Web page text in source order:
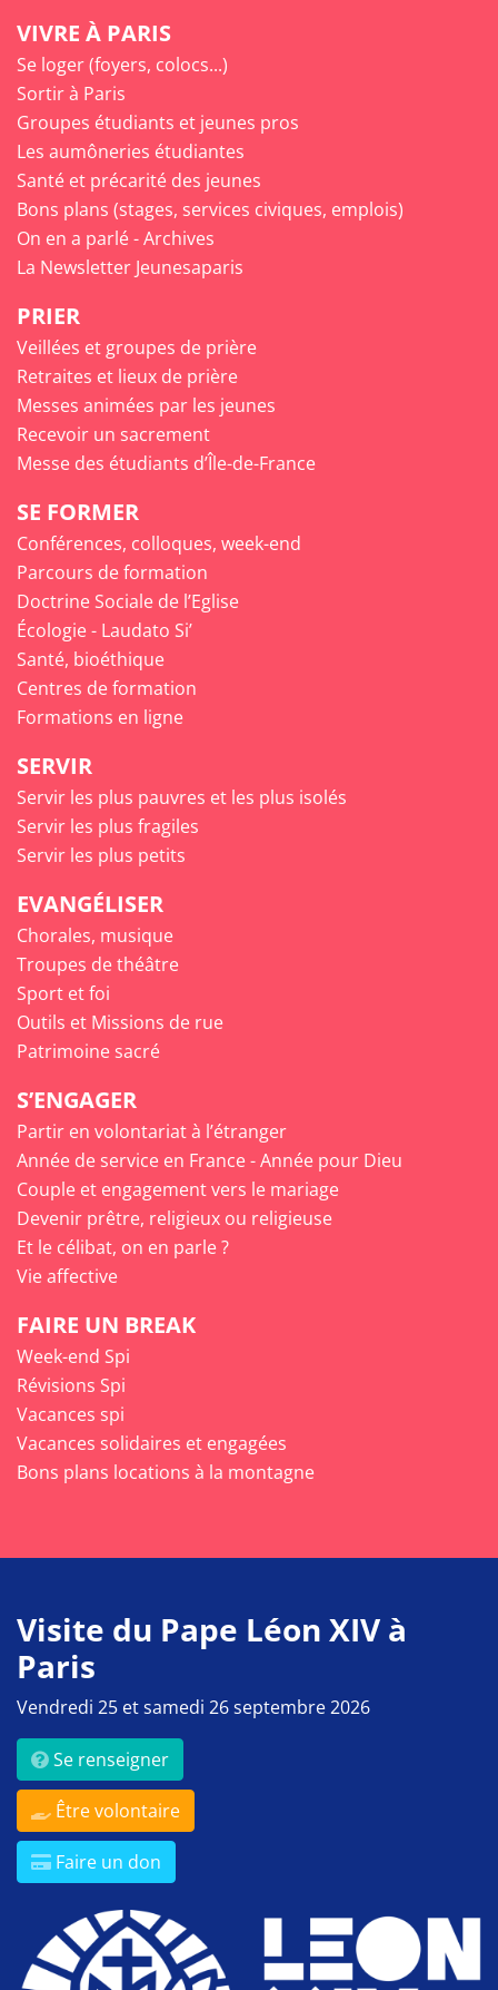
VIVRE À PARIS
Se loger (foyers, colocs...)
Sortir à Paris
Groupes étudiants et jeunes pros
Les aumôneries étudiantes
Santé et précarité des jeunes
Bons plans (stages, services civiques, emplois)
On en a parlé - Archives
La Newsletter Jeunesaparis
PRIER
Veillées et groupes de prière
Retraites et lieux de prière
Messes animées par les jeunes
Recevoir un sacrement
Messe des étudiants d’Île-de-France
SE FORMER
Conférences, colloques, week-end
Parcours de formation
Doctrine Sociale de l’Eglise
Écologie - Laudato Si’
Santé, bioéthique
Centres de formation
Formations en ligne
SERVIR
Servir les plus pauvres et les plus isolés
Servir les plus fragiles
Servir les plus petits
EVANGÉLISER
Chorales, musique
Troupes de théâtre
Sport et foi
Outils et Missions de rue
Patrimoine sacré
S’ENGAGER
Partir en volontariat à l’étranger
Année de service en France - Année pour Dieu
Couple et engagement vers le mariage
Devenir prêtre, religieux ou religieuse
Et le célibat, on en parle ?
Vie affective
FAIRE UN BREAK
Week-end Spi
Révisions Spi
Vacances spi
Vacances solidaires et engagées
Bons plans locations à la montagne
Visite du Pape Léon XIV à
Paris
Vendredi 25 et samedi 26 septembre 2026
Se renseigner
Être volontaire
Faire un don